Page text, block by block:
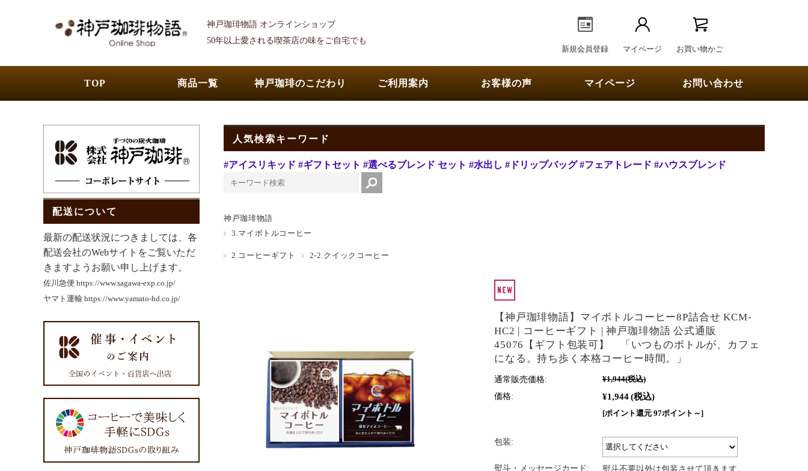
神戸珈琲物語 オンラインショップ
50年以上愛される喫茶店の味をご自宅でも
新規会員登録
マイページ お買い物かご
TOP 商品一覧 神戸珈琲のこだわり ご利用案内 お客様の声 マイページ お問い合わせ
人気検索キーワード
#アイスリキッド #ギフトセット #選べるブレンド セット #水出し #ドリップバッグ #フェアトレード #ハウスブレンド
神戸珈琲物語
3.マイボトルコーヒー
2.コーヒーギフト 2-2.クイックコーヒー
【神戸珈琲物語】マイボトルコーヒー8P詰合せ KCM-
HC2 | コーヒーギフト | 神戸珈琲物語 公式通販
45076【ギフト包装可】 「いつものボトルが、カフェ
になる。持ち歩く本格コーヒー時間。」
通常販売価格: ¥1,944(税込)
価格: ¥1,944(税込)
[ポイント還元 97ポイント～]
包装:
熨斗・メッセージカード:
熨斗不要以外は包装させて頂きます。
配送について
最新の配送状況につきましては、各
配送会社のWebサイトをご覧いただ
きますようお願い申し上げます。
佐川急便 https://www.sagawa-exp.co.jp/
ヤマト運輸 https://www.yamato-hd.co.jp/